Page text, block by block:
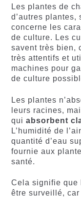
Les plantes de
d’autres plantes,
concerne les
de culture. Les
savent très bien,
très attentifs et
machines pour
de culture
Les plantes
leurs racines,
qui absorbent
L’humidité de
quantité d’eau
fournie aux
santé.
Cela signifie que
être surveillé,